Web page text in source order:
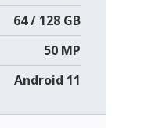
64 / 128 GB
50 MP
Android 11